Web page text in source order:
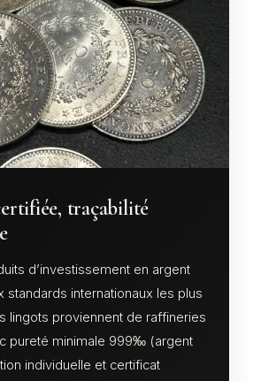
traçabilité
d’investissement en argent
standards internationaux les plus
lingots proviennent de raffineries
pureté minimale 999‰ (argent
individuelle et certificat